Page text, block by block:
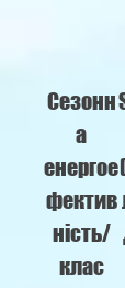
Сезонн
а
енергое
фектив
ність/
клас